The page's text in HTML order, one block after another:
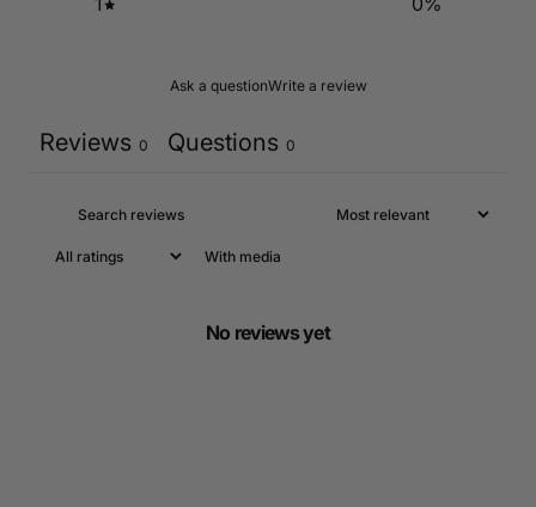
Ask a questionWrite a review
Reviews 0 Questions 0
With media
No reviews yet